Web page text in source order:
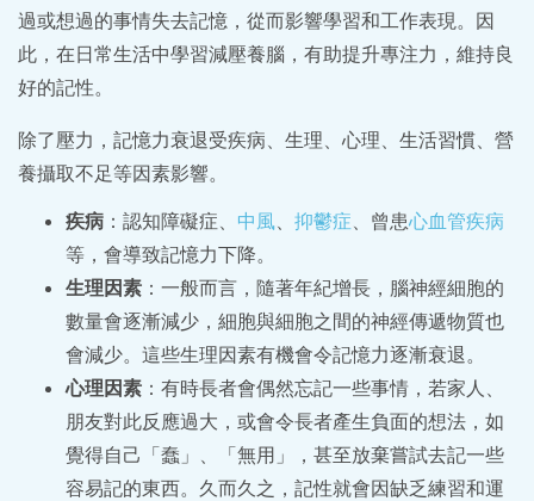
過或想過的事情失去記憶，從而影響學習和工作表現。因
此，在日常生活中學習減壓養腦，有助提升專注力，維持良
好的記性。
除了壓力，記憶力衰退受疾病、生理、心理、生活習慣、營
養攝取不足等因素影響。
疾病 ：認知障礙症、 中風 抑鬱症 、曾患心血管疾病
等，會導致記憶力下降。
生理因素 ：一般而言，隨著年紀增長，腦神經細胞的
數量會逐漸減少，細胞與細胞之間的神經傳遞物質也
會減少。這些生理因素有機會令記憶力逐漸衰退。
心理因素 ：有時長者會偶然忘記一些事情，若家人、
朋友對此反應過大，或會令長者產生負面的想法，如
覺得自己「蠢」、「無用」，甚至放棄嘗試去記一些
容易記的東西。久而久之，記性就會因缺乏練習和運